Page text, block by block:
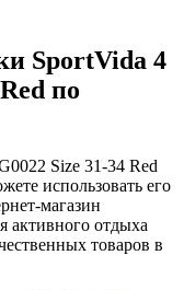
SportVida 4
по
Size 31-34 Red
использовать его
магазин
активного отдыха
товаров в